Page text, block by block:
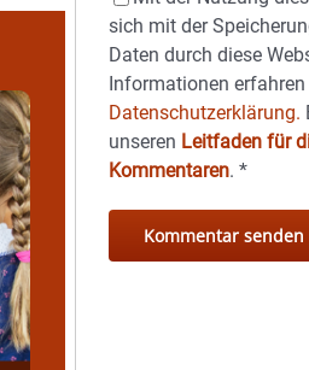
sich mit der
Daten durch diese
Informationen erfahren
Datenschutzerklärung.
unseren Leitfaden für
Kommentaren.*